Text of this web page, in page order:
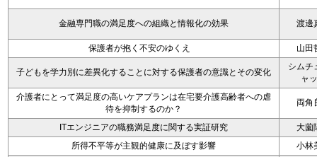
金融専門職の満足度への組織と情報化の効果 渡邊
保護者が抱く不安のゆくえ 山田
子どもを学力別に差異化することに対する保護者の意識とその変化
シムチ
ャ
介護者にとって満足度の高いケアプランは在宅要介護高齢者への虐
待を抑制するのか？
両角
ITエンジニアの職務満足度に関する実証研究
大薗
所得不平等が主観的健康に及ぼす影響
小林